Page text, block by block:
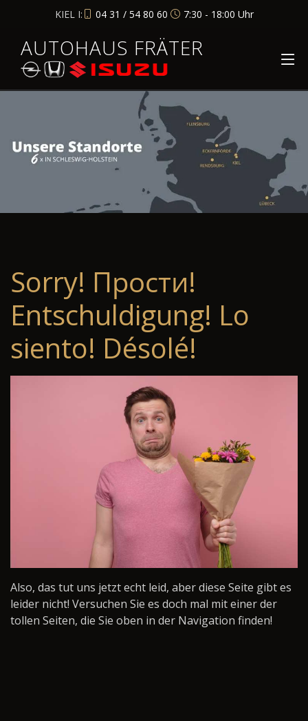
KIEL I: 04 31 / 54 80 60 7:30 - 18:00 Uhr
AUTOHAUS FRÄTER
Sorry! Прости!
Entschuldigung! Lo
siento! Désolé!
Also, das tut uns jetzt echt leid, aber diese Seite gibt es
leider nicht! Versuchen Sie es doch mal mit einer der
tollen Seiten, die Sie oben in der Navigation finden!